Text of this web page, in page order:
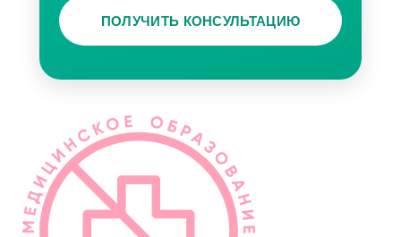
ПОЛУЧИТЬ КОНСУЛЬТАЦИЮ